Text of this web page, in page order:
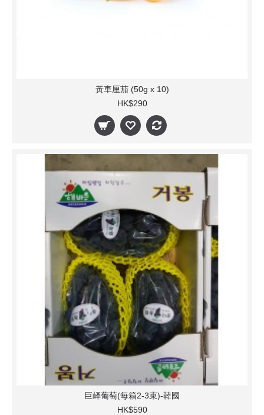
黃車厘茄 (50g x 10)
HK$290
巨峄葡萄(每箱2-3束)-韓國
HK$590